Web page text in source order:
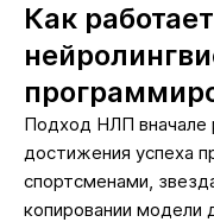
Как работает
Подход НЛП вначале
достижения успеха
спортсменами,
копировании модели